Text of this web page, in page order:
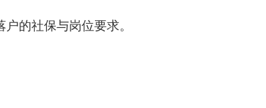
的社保与岗位要求。